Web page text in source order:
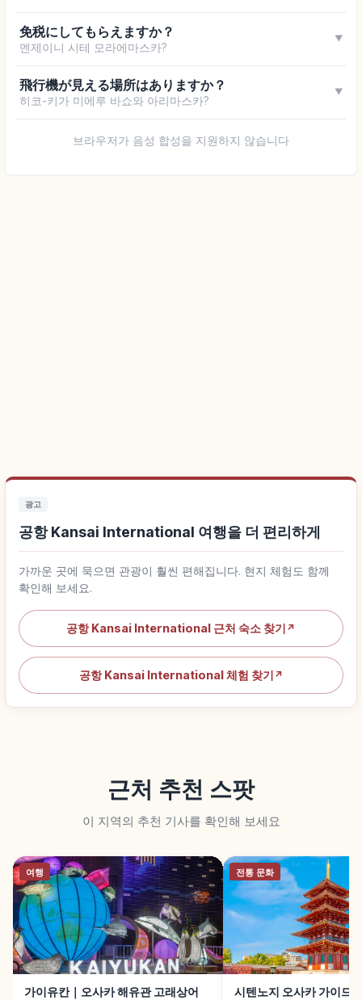
免税にしてもらえますか？
멘제이니 시테 모라에마스카?
▼
飛行機が見える場所はありますか？
히코-키가 미에루 바쇼와 아리마스카?
▼
브라우저가 음성 합성을 지원하지 않습니다
광고
공항 Kansai International 여행을 더 편리하게
가까운 곳에 묵으면 관광이 훨씬 편해집니다. 현지 체험도 함께
확인해 보세요.
공항 Kansai International 근처 숙소 찾기 ↗
공항 Kansai International 체험 찾기 ↗
근처 추천 스팟
이 지역의 추천 기사를 확인해 보세요
여행
가이유칸｜오사카 해유관 고래상어
전통 문화
시텐노지 오사카 가이드